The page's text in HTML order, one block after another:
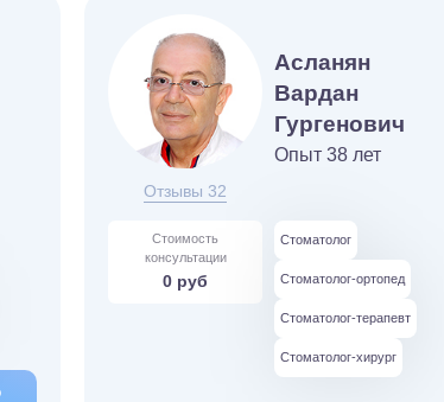
Отзывы 32
Асланян
Вардан
Гургенович
Опыт 38 лет
Стоимость
консультации
0 руб
Стоматолог
Стоматолог-ортопед
Стоматолог-терапевт
Стоматолог-хирург